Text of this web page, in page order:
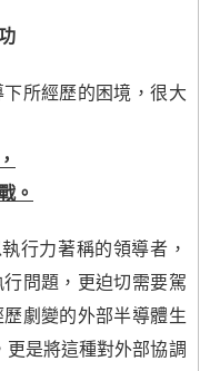
所經歷的困境，很大
。
行力著稱的領導者，
問題，更迫切需要駕
劇變的外部半導體生
是將這種對外部協調